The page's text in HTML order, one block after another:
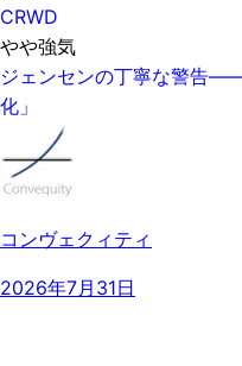
CRWD
やや強気
ジェンセンの丁寧な警告
化」
コンヴェクィティ
2026年7月31日